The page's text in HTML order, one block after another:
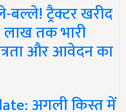
बल्ले! ट्रैक्टर खरीद
तक भारी
और आवेदन का
अगली किस्त में